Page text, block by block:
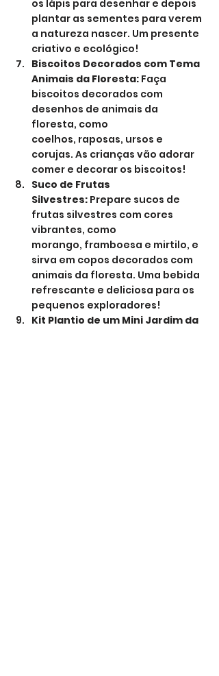
os lápis para desenhar e depois
plantar as sementes para verem
a natureza nascer. Um presente
criativo e ecológico!
Biscoitos Decorados com Tema
Animais da Floresta: Faça
biscoitos decorados com
desenhos de animais da
floresta, como
coelhos, raposas, ursos e
corujas. As crianças vão adorar
comer e decorar os biscoitos!
Suco de Frutas
Silvestres: Prepare sucos de
frutas silvestres com cores
vibrantes, como
morango, framboesa e mirtilo, e
sirva em copos decorados com
animais da floresta. Uma bebida
refrescante e deliciosa para os
pequenos exploradores!
Kit Plantio de um Mini Jardim da